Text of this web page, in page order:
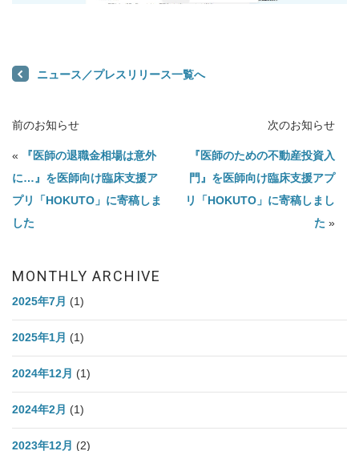
ニュース／プレスリリース一覧へ
前のお知らせ
«
『医師の退職金相場は意外
に…』を医師向け臨床支援ア
プリ「HOKUTO」に寄稿しま
した
次のお知らせ
『医師のための不動産投資入
門』を医師向け臨床支援アプ
リ「HOKUTO」に寄稿しまし
た »
MONTHLY ARCHIVE
2025年7月 (1)
2025年1月 (1)
2024年12月 (1)
2024年2月 (1)
2023年12月 (2)